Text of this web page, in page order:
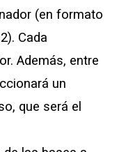
(en formato
Cada
Además, entre
un
que será el